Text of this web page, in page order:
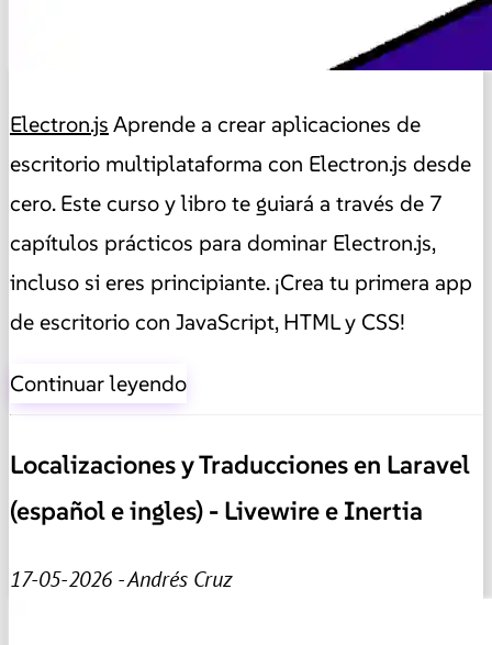
Electron.jsAprende a crear aplicaciones de
escritorio multiplataforma con Electron.js desde
cero. Este curso y libro te guiará a través de 7
capítulos prácticos para dominar Electron.js,
incluso si eres principiante. ¡Crea tu primera app
de escritorio con JavaScript, HTML y CSS!
Continuar leyendo
Localizaciones y Traducciones en Laravel
(español e ingles) - Livewire e Inertia
17-05-2026 - Andrés Cruz